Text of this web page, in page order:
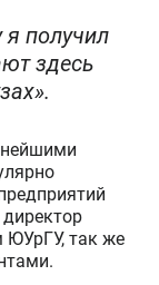
получил
здесь
ЮУрГУ, так же